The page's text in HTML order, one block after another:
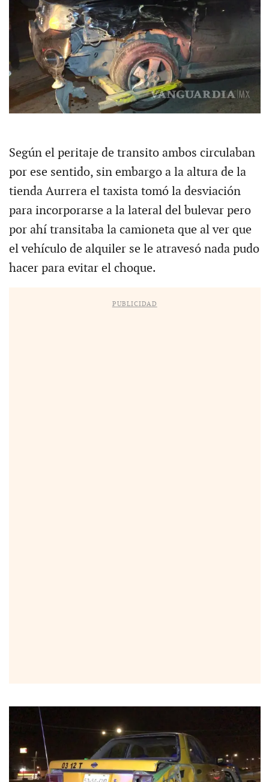
Según el peritaje de transito ambos circulaban
por ese sentido, sin embargo a la altura de la
tienda Aurrera el taxista tomó la desviación
para incorporarse a la lateral del bulevar pero
por ahí transitaba la camioneta que al ver que
el vehículo de alquiler se le atravesó nada pudo
hacer para evitar el choque.
PUBLICIDAD